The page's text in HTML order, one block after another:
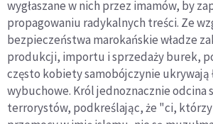
wygłaszane w nich przez imamów, by
propagowaniu radykalnych treści. Ze
bezpieczeństwa marokańskie władze
produkcji, importu i sprzedaży burek,
często kobiety samobójczynie ukrywają
wybuchowe. Król jednoznacznie odcina
terrorystów, podkreślając, że "ci, którzy